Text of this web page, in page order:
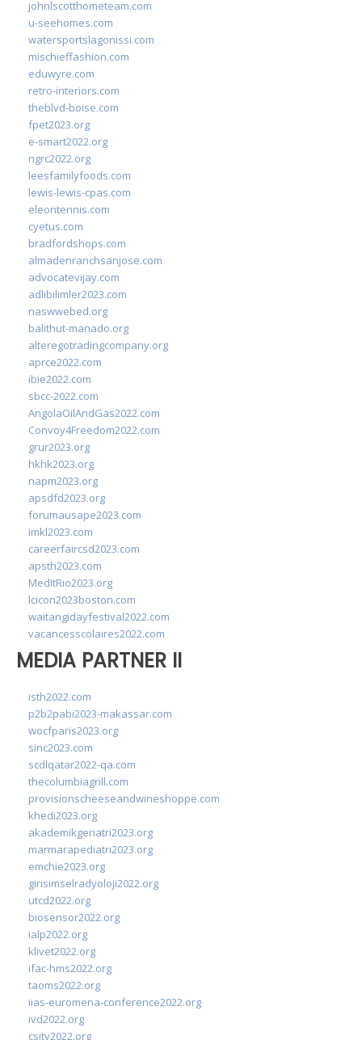
johnlscotthometeam.com
u-seehomes.com
watersportslagonissi.com
mischieffashion.com
eduwyre.com
retro-interiors.com
theblvd-boise.com
fpet2023.org
e-smart2022.org
ngrc2022.org
leesfamilyfoods.com
lewis-lewis-cpas.com
eleontennis.com
cyetus.com
bradfordshops.com
almadenranchsanjose.com
advocatevijay.com
adlibilimler2023.com
naswwebed.org
balithut-manado.org
alteregotradingcompany.org
aprce2022.com
ibie2022.com
sbcc-2022.com
AngolaOilAndGas2022.com
Convoy4Freedom2022.com
grur2023.org
hkhk2023.org
napm2023.org
apsdfd2023.org
forumausape2023.com
imkl2023.com
careerfaircsd2023.com
apsth2023.com
MedItRio2023.org
lcicon2023boston.com
waitangidayfestival2022.com
vacancesscolaires2022.com
MEDIA PARTNER II
isth2022.com
p2b2pabi2023-makassar.com
wocfparis2023.org
sinc2023.com
scdlqatar2022-qa.com
thecolumbiagrill.com
provisionscheeseandwineshoppe.com
khedi2023.org
akademikgeriatri2023.org
marmarapediatri2023.org
emchie2023.org
girisimselradyoloji2022.org
utcd2022.org
biosensor2022.org
ialp2022.org
klivet2022.org
ifac-hms2022.org
taoms2022.org
iias-euromena-conference2022.org
ivd2022.org
csity2022.org